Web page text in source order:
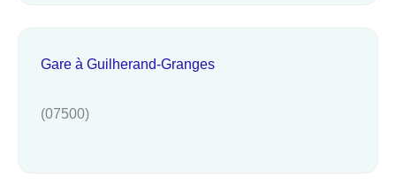
Gare à Guilherand-Granges
(07500)